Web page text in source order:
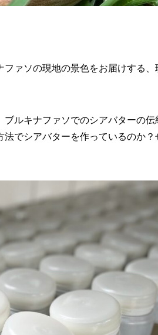
ァソの現地の景色をお届けする、
ルキナファソでのシアバターの伝
でシアバターを作っているのか？